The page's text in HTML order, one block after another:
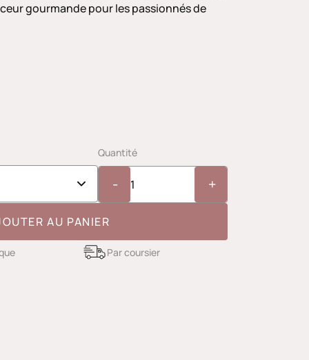
gourmande pour les passionnés de
Quantité
- +
AU PANIER
Par coursier